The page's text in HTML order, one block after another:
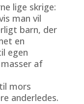
lige skrige:
man vil
barn, der
en
egen
af
mors
anderledes.